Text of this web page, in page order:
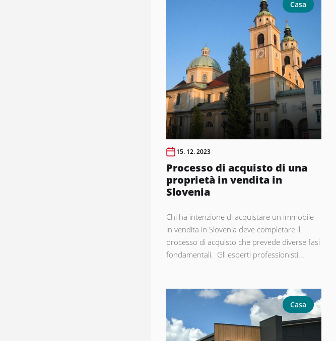
Casa
15. 12. 2023
Processo di acquisto di una
proprietà in vendita in
Slovenia
Chi ha intenzione di acquistare un immobile
in vendita in Slovenia deve completare il
processo di acquisto che prevede diverse fasi
fondamentali. Gli esperti professionisti...
Casa